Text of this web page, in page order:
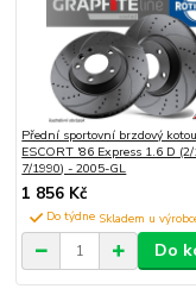
Přední sportovní brzdový
ESCORT '86 Express 1.6 D
7/1990) - 2005-GL
1 856 Kč
Do týdne
Do